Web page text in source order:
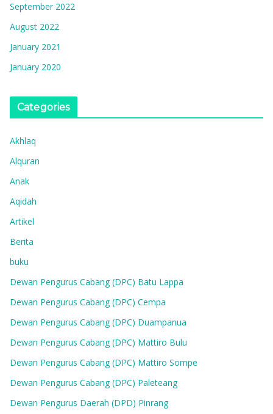
September 2022
August 2022
January 2021
January 2020
Categories
Akhlaq
Alquran
Anak
Aqidah
Artikel
Berita
buku
Dewan Pengurus Cabang (DPC) Batu Lappa
Dewan Pengurus Cabang (DPC) Cempa
Dewan Pengurus Cabang (DPC) Duampanua
Dewan Pengurus Cabang (DPC) Mattiro Bulu
Dewan Pengurus Cabang (DPC) Mattiro Sompe
Dewan Pengurus Cabang (DPC) Paleteang
Dewan Pengurus Daerah (DPD) Pinrang